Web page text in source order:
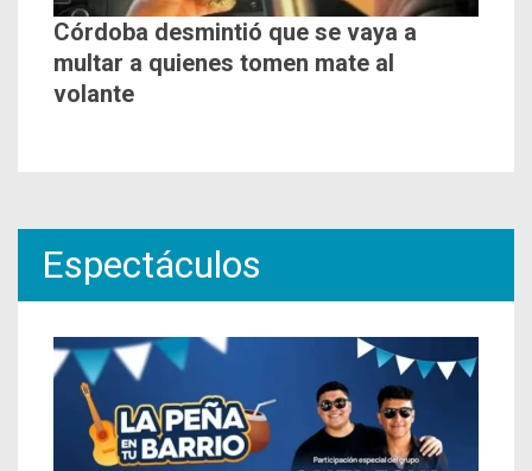
Córdoba desmintió que se vaya a
multar a quienes tomen mate al
volante
Espectáculos